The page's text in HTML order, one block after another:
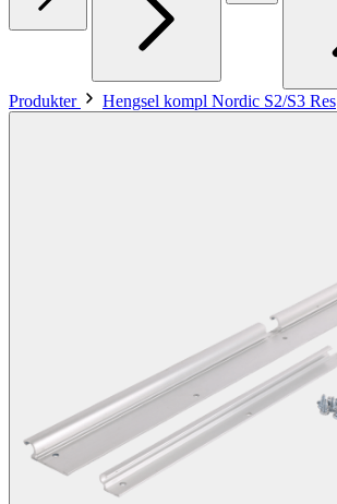
Produkter Hengsel kompl Nordic S2/S3 Res